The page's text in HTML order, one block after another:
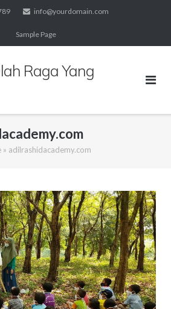
info@yourdomain.com
Sample Page
Raga Yang
» adilrashidacademy.com